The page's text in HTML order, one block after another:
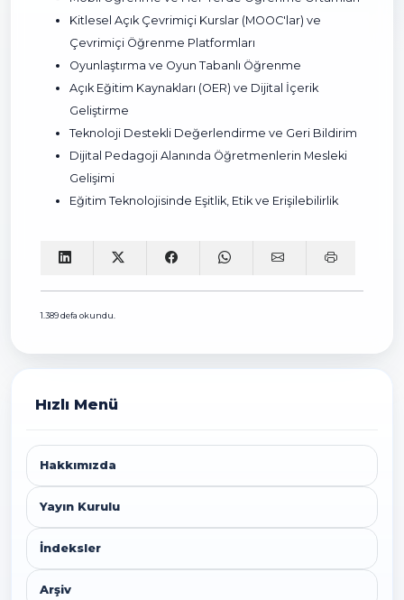
Kitlesel Açık Çevrimiçi Kurslar (MOOC'lar) ve
Çevrimiçi Öğrenme Platformları
Oyunlaştırma ve Oyun Tabanlı Öğrenme
Açık Eğitim Kaynakları (OER) ve Dijital İçerik
Geliştirme
Teknoloji Destekli Değerlendirme ve Geri Bildirim
Dijital Pedagoji Alanında Öğretmenlerin Mesleki
Gelişimi
Eğitim Teknolojisinde Eşitlik, Etik ve Erişilebilirlik
1.389 defa okundu.
Hızlı Menü
Hakkımızda
Yayın Kurulu
İndeksler
Arşiv